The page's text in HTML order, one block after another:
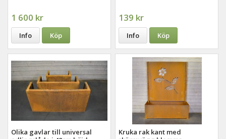
1 600 kr
Info Köp
139 kr
Info Köp
Olika gavlar till universal
Kruka rak kant med